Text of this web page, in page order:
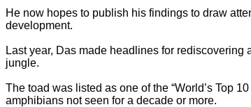
He now hopes to publish his findings to draw
development.
Last year, Das made headlines for
jungle.
The toad was listed as one of the “World’s Top
amphibians not seen for a decade or more.